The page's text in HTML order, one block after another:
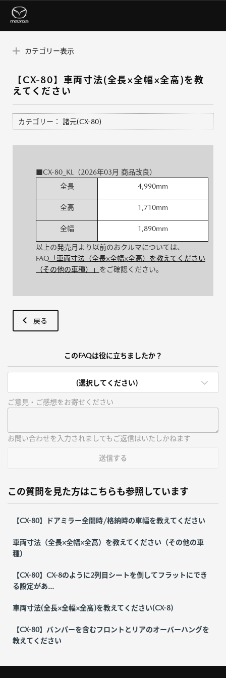
カテゴリー表示
【CX-80】車両寸法(全長×全幅×全高)を教
えてください
カテゴリー： 諸元(CX-80)
■CX-80_KL（2026年03月 商品改良）
全長
4,990mm
全高 1,710mm
全幅 1,890mm
以上の発売月より以前のおクルマについては、
FAQ 「車両寸法（全長×全幅×全高）を教えてください
（その他の車種）」 をご確認ください。
戻る
このFAQは役に立ちましたか？
(選択してください)
ご意見・ご感想をお寄せください
お問い合わせを入力されましてもご返信はいたしかねます
送信する
この質問を見た方はこちらも参照しています
【CX-80】ドアミラー全開時/格納時の車幅を教えてください
車両寸法（全長×全幅×全高）を教えてください（その他の車
種）
【CX-80】CX-8のように2列目シートを倒してフラットにでき
る設定があ...
車両寸法(全長×全幅×全高)を教えてください(CX-8)
【CX-80】バンパーを含むフロントとリアのオーバーハングを
教えてください